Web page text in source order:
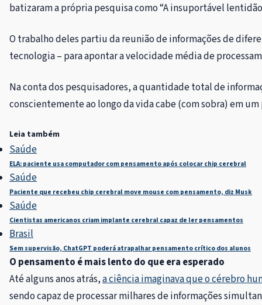
batizaram a própria pesquisa como “A insuportável
O trabalho deles partiu da reunião de informações de
tecnologia – para apontar a velocidade média de
Na conta dos pesquisadores, a quantidade total de
conscientemente ao longo da vida cabe (com sobra) em um
Leia também
Saúde
ELA: paciente usa computador com pensamento após colocar chip cerebral
Saúde
Paciente que recebeu chip cerebral move mouse com pensamento, diz Musk
Saúde
Cientistas americanos criam implante cerebral capaz de ler pensamentos
Brasil
Sem supervisão, ChatGPT poderá atrapalhar pensamento crítico dos alunos
O pensamento é mais lento do que era esperado
Até alguns anos atrás,a ciência imaginava que o cérebro
sendo capaz de processar milhares de informações